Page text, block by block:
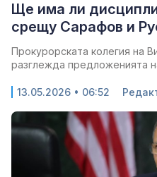
Ще има ли
срещу Сарафов и
Прокурорската колегия на
разглежда предложенията
13.05.2026 • 06:52